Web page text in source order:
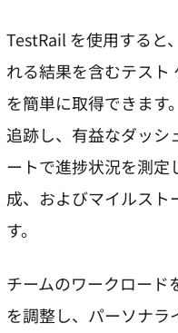
TestRail を使用すると
れる結果を含むテスト
を簡単に取得できます
追跡し、有益なダッシ
ートで進捗状況を測定
成、およびマイルスト
す。
チームのワークロード
を調整し、パーソナラ